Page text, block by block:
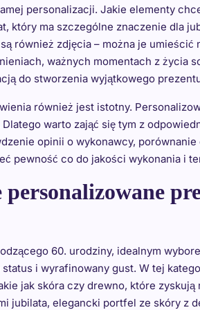
personalizacji. Jakie elementy
który ma szczególne znaczenie dla
również zdjęcia – można je
ważnych momentach z życia
do stworzenia wyjątkowego
również jest istotny.
warto zająć się tym z
opinii o wykonawcy,
pewność co do jakości wykonania i
60. urodziny, idealnym
i wyrafinowany gust. W tej
jak skóra czy drewno, które
jubilata, elegancki portfel ze skóry z